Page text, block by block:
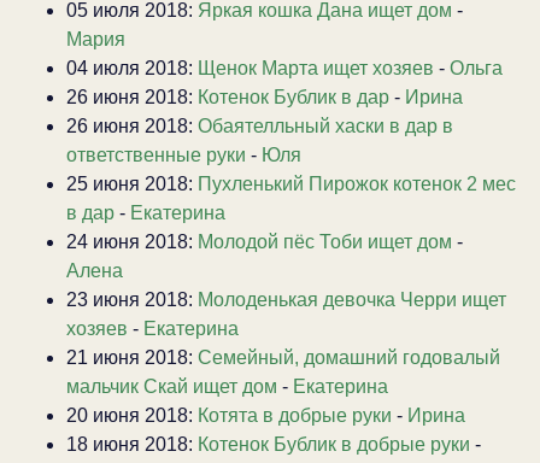
05 июля 2018: Яркая кошка Дана ищет дом -
Мария
04 июля 2018: Щенок Марта ищет хозяев - Ольга
26 июня 2018: Котенок Бублик в дар - Ирина
26 июня 2018: Обаятелльный хаски в дар в
ответственные руки - Юля
25 июня 2018: Пухленький Пирожок котенок 2 мес
в дар - Екатерина
24 июня 2018: Молодой пёс Тоби ищет дом -
Алена
23 июня 2018: Молоденькая девочка Черри ищет
хозяев - Екатерина
21 июня 2018: Семейный, домашний годовалый
мальчик Скай ищет дом - Екатерина
20 июня 2018: Котята в добрые руки - Ирина
18 июня 2018: Котенок Бублик в добрые руки -